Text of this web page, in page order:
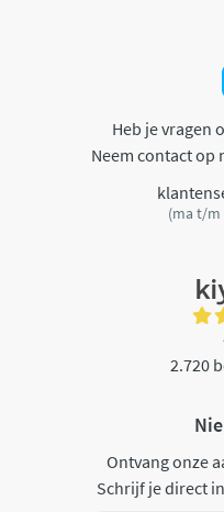
Heb je vragen
Neem contact op
(ma t/m
2.720
Ontvang onze
Schrijf je direct